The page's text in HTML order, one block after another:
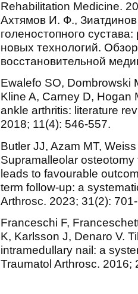
Rehabilitation Medicine.
Ахтямов И. Ф.,
голеностопного
новых технологий.
восстановительной
Ewalefo SO, Dombrowski
Kline A, Carney D, Hogan
ankle arthritis: literature
2018; 11(4): 546-557.
Butler JJ, Azam MT,
Supramalleolar
leads to favourable
term follow-up: a
Arthrosc. 2023; 31(2):
Franceschi F,
K, Karlsson J, Denaro V.
intramedullary nail: a
Traumatol Arthrosc. 2016;